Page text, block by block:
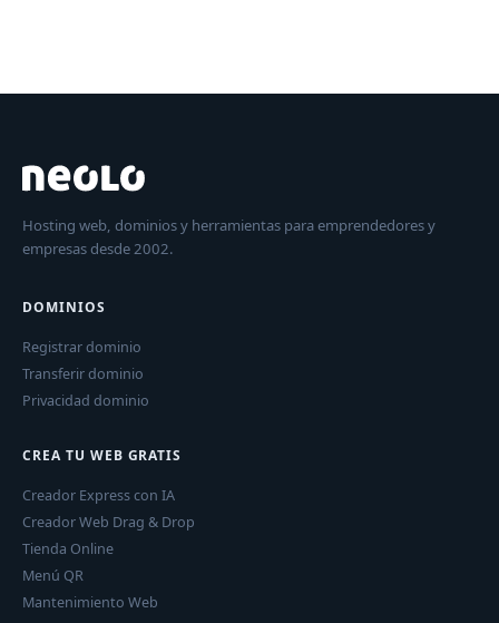
Hosting web, dominios y herramientas para emprendedores y
empresas desde 2002.
DOMINIOS
Registrar dominio
Transferir dominio
Privacidad dominio
CREA TU WEB GRATIS
Creador Express con IA
Creador Web Drag & Drop
Tienda Online
Menú QR
Mantenimiento Web